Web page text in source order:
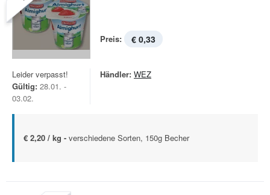
Preis: € 0,33
Leider verpasst!
Gültig: 28.01. -
03.02.
Händler: WEZ
€ 2,20 / kg - verschiedene Sorten, 150g Becher